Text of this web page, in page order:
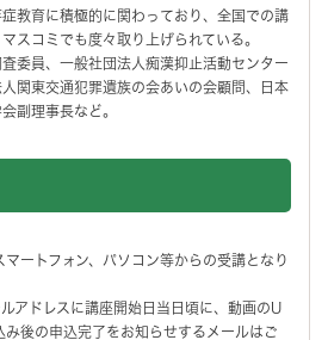
教育に積極的に関わっており、全国での講
スコミでも度々取り上げられている。
委員、一般社団法人痴漢抑止活動センター
関東交通犯罪遺族の会あいの会顧問、日本
副理事長など。
ートフォン、パソコン等からの受講となり
アドレスに講座開始日当日頃に、動画のU
み後の申込完了をお知らせするメールはご